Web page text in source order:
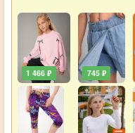
1 466 ₽ 745 ₽